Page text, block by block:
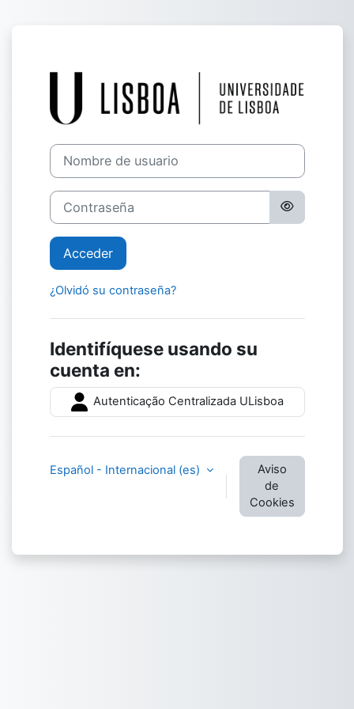
Entrar a E-
Nombre de usuario
Contraseña
Acceder
¿Olvidó su contraseña?
Identifíquese usando su
cuenta en:
Autenticação Centralizada ULisboa
Español - Internacional ‎(es)‎
Aviso
de
Cookies